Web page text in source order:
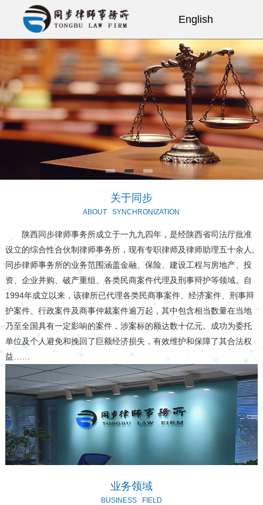
English
关于同步
同步动态
业务领域
招纳贤士
团队风采
典型案例
律所文化
律所党建
关于同步
ABOUTSYNCHRONIZATION
陕西同步律师事务所成立于一九九四年，是经陕西省司法厅批准
设立的综合性合伙制律师事务所，现有专职律师及律师助理五十余人,
同步律师事务所的业务范围涵盖金融、保险、建设工程与房地产、投
资、企业并购、破产重组、各类民商案件代理及刑事辩护等领域。自
1994年成立以来，该律所已代理各类民商事案件、经济案件、刑事辩
护案件、行政案件及商事仲裁案件逾万起，其中包含相当数量在当地
乃至全国具有一定影响的案件，涉案标的额达数十亿元。成功为委托
单位及个人避免和挽回了巨额经济损失，有效维护和保障了其合法权
益……
业务领域
BUSINESS FIELD